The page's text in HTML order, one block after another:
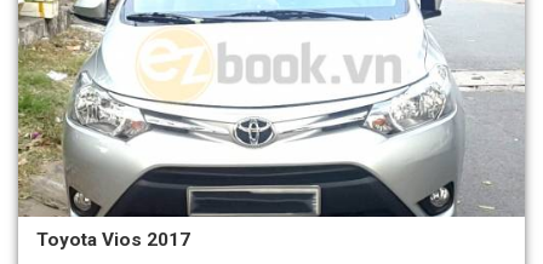
Toyota Vios 2017